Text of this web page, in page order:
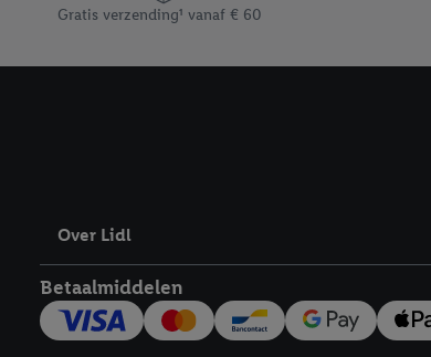
Gratis verzending¹ vanaf € 60
Over Lidl
Betaalmiddelen